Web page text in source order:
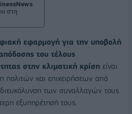
στη
εφαρμογή για την υποβολή
του τέλους
στην κλιματική κρίση είναι
πολιτών και επιχειρήσεων από
των συναλλαγών τους
εξυπηρέτησή τους.